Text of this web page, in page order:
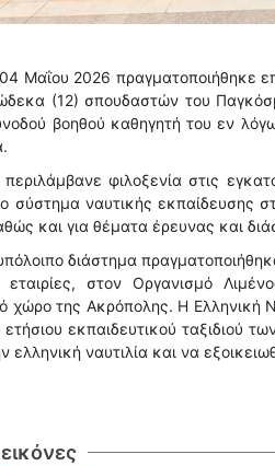
Μαΐου 2026 πραγματοποιήθηκε
(12) σπουδαστών του
βοηθού καθηγητή του εν
φιλοξενία στις
σύστημα ναυτικής εκπαίδευσης
και για θέματα έρευνας και
διάστημα
εταιρίες, στον Οργανισμό
χώρο της Ακρόπολης. Η Ελληνική
ετήσιου εκπαιδευτικού ταξιδιού
ελληνική ναυτιλία και να